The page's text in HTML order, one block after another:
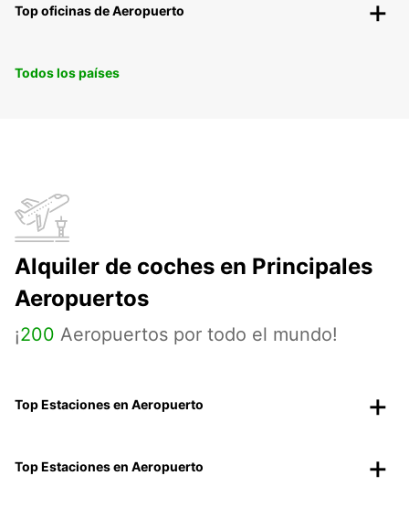
Top oficinas de Aeropuerto
Todos los países
Alquiler de coches en Principales
Aeropuertos
¡200 Aeropuertos por todo el mundo!
Top Estaciones en Aeropuerto
Top Estaciones en Aeropuerto